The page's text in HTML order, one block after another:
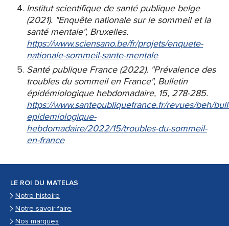
Institut scientifique de santé publique belge
(2021). "Enquête nationale sur le sommeil et la
santé mentale", Bruxelles.
https://www.sciensano.be/fr/projets/enquete-
nationale-sommeil-sante-mentale
Santé publique France (2022). "Prévalence des
troubles du sommeil en France", Bulletin
épidémiologique hebdomadaire, 15, 278-285.
https://www.santepubliquefrance.fr/revues/beh/
epidemiologique-
hebdomadaire/2022/15/troubles-du-sommeil-
en-france
LE ROI DU MATELAS
Notre histoire
Notre savoir faire
Nos marques